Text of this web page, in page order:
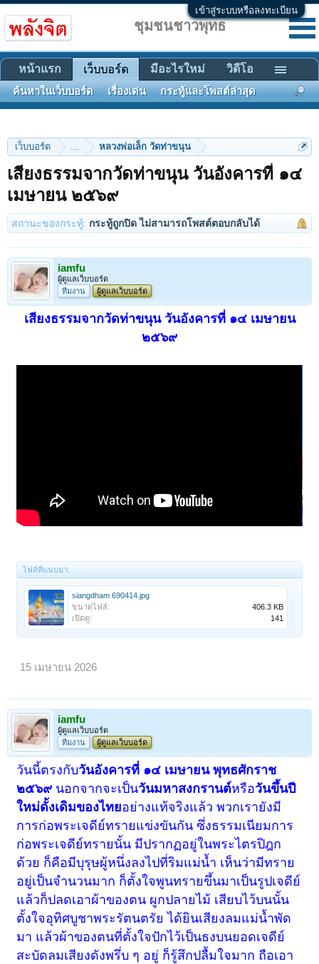
เข้าสู่ระบบหรือลงทะเบียน
เว็บบอร์ด ... หลวงพ่อเล็ก วัดท่าขนุน
เสียงธรรมจากวัดท่าขนุน วันอังคารที่ ๑๔
เมษายน ๒๕๖๙
สถานะของกระทู้: กระทู้ถูกปิด ไม่สามารถโพสต์ตอบกลับได้
iamfu
ผู้ดูแลเว็บบอร์ด
ทีมงาน
ผู้ดูแลเว็บบอร์ด
เสียงธรรมจากวัดท่าขนุน วันอังคารที่ ๑๔ เมษายน
๒๕๖๙
ไฟล์ที่แนบมา:
siangdham 690414.jpg
ขนาดไฟล์:
406.3 KB
เปิดดู:
141
15 เมษายน 2026
iamfu
ผู้ดูแลเว็บบอร์ด
ทีมงาน
ผู้ดูแลเว็บบอร์ด
วันนี้ตรงกับวันอังคารที่ ๑๔ เมษายน พุทธศักราช
๒๕๖๙ นอกจากจะเป็นวันมหาสงกรานต์หรือวันขึ้นปี
ใหม่ดั้งเดิมของไทยอย่างแท้จริงแล้ว พวกเรายังมี
การก่อพระเจดีย์ทรายแข่งขันกัน ซึ่งธรรมเนียมการ
ก่อพระเจดีย์ทรายนั้น มีปรากฏอยู่ในพระไตรปิฎก
ด้วย ก็คือมีบุรุษผู้หนึ่งลงไปที่ริมแม่น้ำ เห็นว่ามีทราย
อยู่เป็นจำนวนมาก ก็ตั้งใจพูนทรายขึ้นมาเป็นรูปเจดีย์
แล้วก็ปลดเอาผ้าของตน ผูกปลายไม้ เสียบไว้บนนั้น
ตั้งใจอุทิศบูชาพระรัตนตรัย ได้ยินเสียงลมแม่น้ำพัด
มา แล้วผ้าของตนที่ตั้งใจปักไว้เป็นธงบนยอดเจดีย์
สะบัดลมเสียงดังพรึ่บ ๆ อยู่ ก็รู้สึกปลื้มใจมาก ถือเอา
ชุมชนชาวพุทธ
หน้าแรก เว็บบอร์ด
ค้นหาในเว็บบอร์ด เรื่องเด่น กระทู้และโพสต์ล่าสุด
มีอะไรใหม่ วิดีโอ